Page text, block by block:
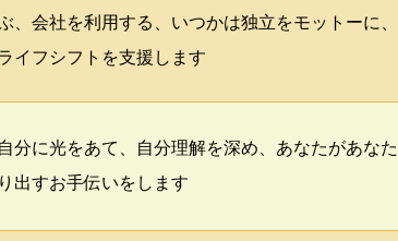
、会社を利用する、いつかは独立をモットーに、
イフシフトを支援します
分に光をあて、自分理解を深め、あなたがあなた
出すお手伝いをします